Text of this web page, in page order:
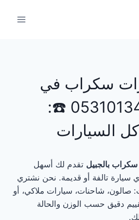
سكراب في
الجبيل 0531013413 ☎️:
السيارات
بالجبيل تقدم لك أسهل
سيارة تالفة أو قديمة. نحن نشتري
صالون، شاحنات، سيارات ملاكي، أو
دقيق حسب الوزن والحالة